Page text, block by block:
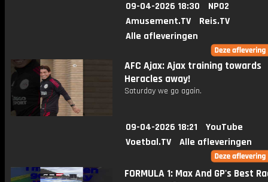
09-04-2026 18:30
NPO2
Amusement.TV
Reis.TV
Alle afleveringen
AFC Ajax: Ajax training towards
Heracles away!
Saturday we go again.
09-04-2026 18:21
YouTube
Voetbal.TV
Alle afleveringen
FORMULA 1: Max And GP's Best